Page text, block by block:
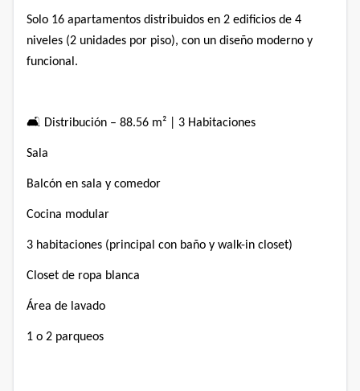
Solo 16 apartamentos distribuidos en 2 edificios de 4
niveles (2 unidades por piso), con un diseño moderno y
funcional.⁣
🛋️ Distribución – 88.56 m² | 3 Habitaciones⁣
Sala⁣
Balcón en sala y comedor⁣
Cocina modular
3 habitaciones (principal con baño y walk-in closet)⁣
Closet de ropa blanca⁣
Área de lavado⁣
1 o 2 parqueos⁣